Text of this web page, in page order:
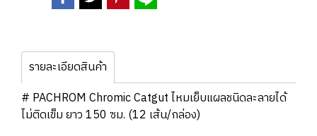
รายละเอียดสินค้า
# PACHROM Chromic Catgut ไหมเย็บแผลชนิดละลายได้
ไม่ติดเข็ม ยาว 150 ซม. (12 เส้น/กล่อง)